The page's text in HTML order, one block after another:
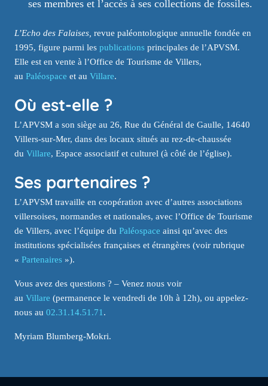
ses membres et l’accès à ses collections de fossiles.
L’Echo des Falaises, revue paléontologique annuelle fondée en
1995, figure parmi les publications principales de l’APVSM.
Elle est en vente à l’Office de Tourisme de Villers,
au Paléospace et au Villare.
Où est-elle ?
L’APVSM a son siège au 26, Rue du Général de Gaulle, 14640
Villers-sur-Mer, dans des locaux situés au rez-de-chaussée
du Villare, Espace associatif et culturel (à côté de l’église).
Ses partenaires ?
L’APVSM travaille en coopération avec d’autres associations
villersoises, normandes et nationales, avec l’Office de Tourisme
de Villers, avec l’équipe du Paléospace ainsi qu’avec des
institutions spécialisées françaises et étrangères (voir rubrique
« Partenaires »).
Vous avez des questions ? – Venez nous voir
au Villare (permanence le vendredi de 10h à 12h), ou appelez-
nous au 02.31.14.51.71 .
Myriam Blumberg-Mokri.